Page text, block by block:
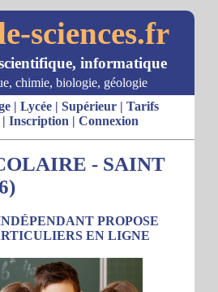
sciences.fr
informatique
chimie, biologie, géologie
| Lycée| Supérieur| Tarifs
Inscription | Connexion
- SAINT
PROPOSE
EN LIGNE